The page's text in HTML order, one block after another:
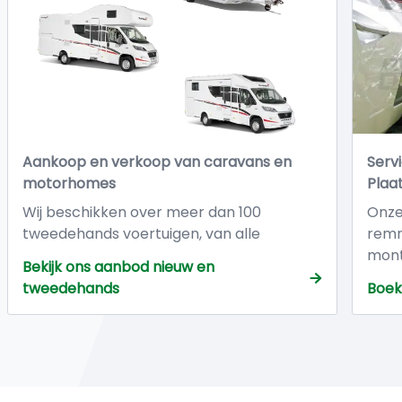
Aankoop en verkoop van caravans en
motorhomes
Wij beschikken over meer dan 100
tweedehands voertuigen, van alle
afmetingen en uitvoeringen.. Al onze
occasies worden verkocht met : Totale
garantie van 12 maanden vanaf datum
levering in onze werkplaatsen.
Bekijk ons aanbod nieuw en
tweedehands